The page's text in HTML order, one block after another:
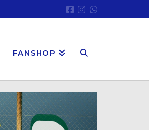
FANSHOP